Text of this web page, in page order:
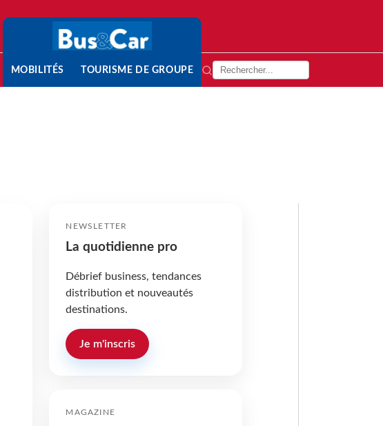
MOBILITÉS TOURISME DE GROUPE
NEWSLETTER
La quotidienne pro
Débrief business, tendances
distribution et nouveautés
destinations.
Je m'inscris
MAGAZINE